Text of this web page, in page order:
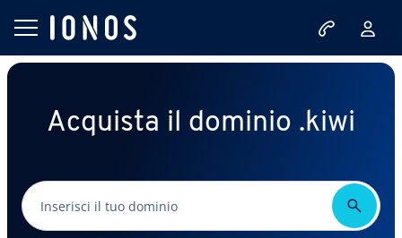
Acquista il dominio .kiwi